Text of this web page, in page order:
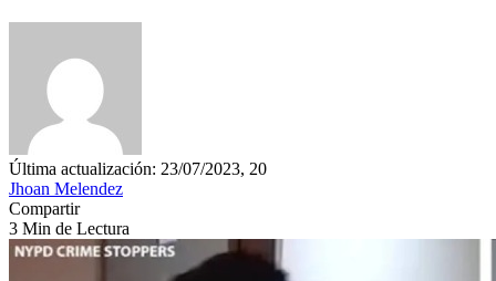
Última actualización: 23/07/2023, 20
Jhoan Melendez
Compartir
3 Min de Lectura